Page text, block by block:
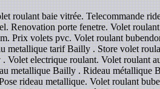
roulant baie vitrée. Telecommande
Renovation porte fenetre. Volet
Prix volets pvc. Volet roulant
metallique tarif Bailly . Store volet
Volet electrique roulant. Volet roulant
metallique Bailly . Rideau
rideau metallique. Volet roulant